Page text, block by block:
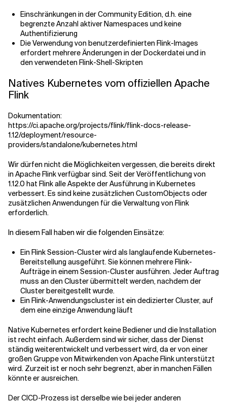
Einschränkungen in der Community Edition, d.h. eine
begrenzte Anzahl aktiver Namespaces und keine
Authentifizierung
Die Verwendung von benutzerdefinierten Flink-Images
erfordert mehrere Änderungen in der Dockerdatei und in
den verwendeten Flink-Shell-Skripten
Natives Kubernetes vom offiziellen Apache
Flink
Dokumentation:
https://ci.apache.org/projects/flink/flink-docs-release-
1.12/deployment/resource-
providers/standalone/kubernetes.html
Wir dürfen nicht die Möglichkeiten vergessen, die bereits direkt
in Apache Flink verfügbar sind. Seit der Veröffentlichung von
1.12.0 hat Flink alle Aspekte der Ausführung in Kubernetes
verbessert. Es sind keine zusätzlichen CustomObjects oder
zusätzlichen Anwendungen für die Verwaltung von Flink
erforderlich.
In diesem Fall haben wir die folgenden Einsätze:
Ein Flink Session-Cluster wird als langlaufende Kubernetes-
Bereitstellung ausgeführt. Sie können mehrere Flink-
Aufträge in einem Session-Cluster ausführen. Jeder Auftrag
muss an den Cluster übermittelt werden, nachdem der
Cluster bereitgestellt wurde.
Ein Flink-Anwendungscluster ist ein dedizierter Cluster, auf
dem eine einzige Anwendung läuft
Native Kubernetes erfordert keine Bediener und die Installation
ist recht einfach. Außerdem sind wir sicher, dass der Dienst
ständig weiterentwickelt und verbessert wird, da er von einer
großen Gruppe von Mitwirkenden von Apache Flink unterstützt
wird. Zurzeit ist er noch sehr begrenzt, aber in manchen Fällen
könnte er ausreichen.
Der CICD-Prozess ist derselbe wie bei jeder anderen